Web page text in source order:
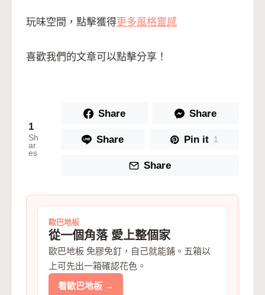
玩味空間，點擊獲得更多風格靈感
喜歡我們的文章可以點擊分享！
1
Sh
ar
es
Share Share
Share Pin it 1
Share
歐巴地板
從一個角落 愛上整個家
歐巴地板 免膠免釘，自己就能鋪。五箱以
上可先出一箱確認花色。
看歐巴地板 →